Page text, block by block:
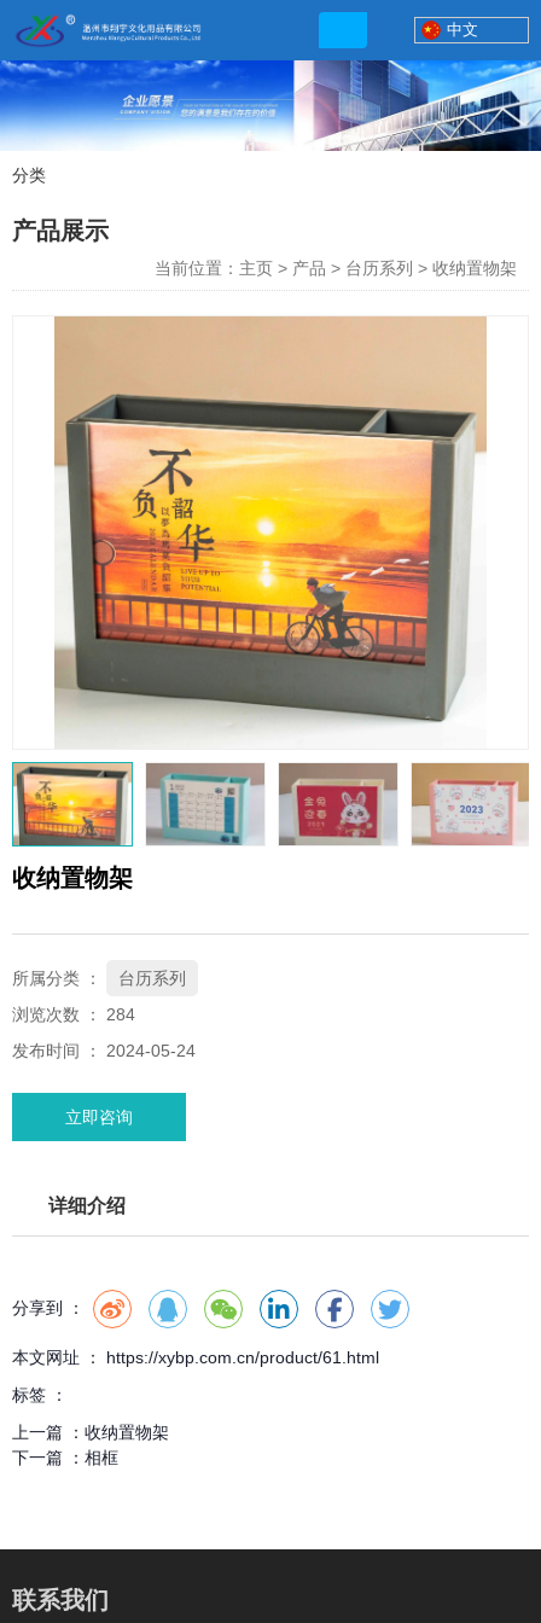
联系电话
网店地址:
http://xybp.tmall.com http://wzxybp.1688.com
xybp@qq.com
中文
分类
产品展示
当前位置：主页 > 产品 > 台历系列 > 收纳置物架
收纳置物架
所属分类 ：
台历系列
浏览次数 ： 284
发布时间 ： 2024-05-24
立即咨询
详细介绍
分享到 ：
本文网址 ： https://xybp.com.cn/product/61.html
标签 ：
上一篇 ： 收纳置物架
下一篇 ： 相框
联系我们